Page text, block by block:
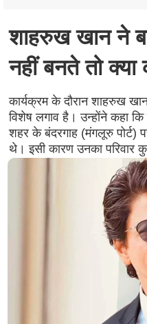
शाहरुख खान ने
नहीं बनते तो
कार्यक्रम के दौरान शाहरुख
विशेष लगाव है। उन्होंने कहा
शहर के बंदरगाह (मंगलूरु पोर्ट)
थे। इसी कारण उनका परिवार